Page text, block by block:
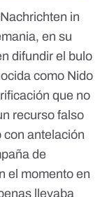
in
en su
difundir el bulo
como Nido
que no
recurso falso
con antelación
de
el momento en
llevaba